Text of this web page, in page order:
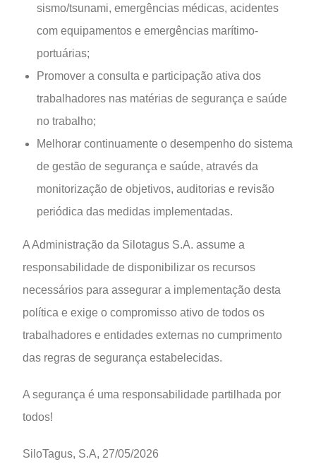
sismo/tsunami, emergências médicas, acidentes
com equipamentos e emergências marítimo-
portuárias;
Promover a consulta e participação ativa dos
trabalhadores nas matérias de segurança e saúde
no trabalho;
Melhorar continuamente o desempenho do sistema
de gestão de segurança e saúde, através da
monitorização de objetivos, auditorias e revisão
periódica das medidas implementadas.
A Administração da Silotagus S.A. assume a
responsabilidade de disponibilizar os recursos
necessários para assegurar a implementação desta
política e exige o compromisso ativo de todos os
trabalhadores e entidades externas no cumprimento
das regras de segurança estabelecidas.
A segurança é uma responsabilidade partilhada por
todos!
SiloTagus, S.A, 27/05/2026